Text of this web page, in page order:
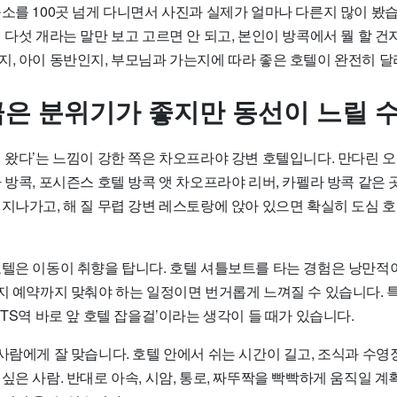
를 100곳 넘게 다니면서 사진과 실제가 얼마나 다른지 많이 봤
섯 개라는 말만 보고 고르면 안 되고, 본인이 방콕에서 뭘 할 건
, 아이 동반인지, 부모님과 가는지에 따라 좋은 호텔이 완전히
분위기가 좋지만 동선이 느릴
왔다’는 느낌이 강한 쪽은 차오프라야 강변 호텔입니다. 만다린
콕, 포시즌스 호텔 방콕 앳 차오프라야 리버, 카펠라 방콕 같은
나가고, 해 질 무렵 강변 레스토랑에 앉아 있으면 확실히 도심
은 이동이 취향을 탑니다. 호텔 셔틀보트를 타는 경험은 낭만적
예약까지 맞춰야 하는 일정이면 번거롭게 느껴질 수 있습니다.
역 바로 앞 호텔 잡을걸’이라는 생각이 들 때가 있습니다.
람에게 잘 맞습니다. 호텔 안에서 쉬는 시간이 길고, 조식과 수영
은 사람. 반대로 아속, 시암, 통로, 짜뚜짝을 빡빡하게 움직일 계